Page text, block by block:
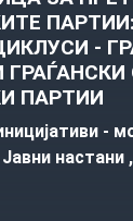
-
ПАРТИИ
-